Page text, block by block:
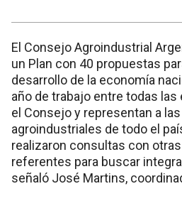
El Consejo Agroindustrial
un Plan con 40 propuestas
desarrollo de la economía
año de trabajo entre todas
el Consejo y representan a
agroindustriales de todo el
realizaron consultas con
referentes para buscar
señaló José Martins,